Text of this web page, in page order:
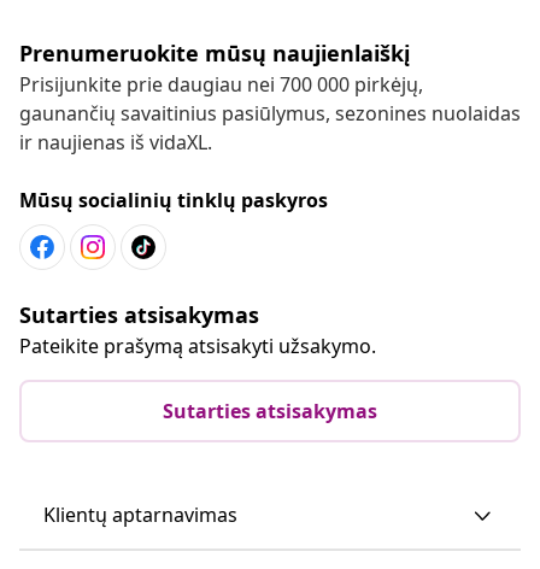
Prenumeruokite mūsų naujienlaiškį
Prisijunkite prie daugiau nei 700 000 pirkėjų,
gaunančių savaitinius pasiūlymus, sezonines nuolaidas
ir naujienas iš vidaXL.
Mūsų socialinių tinklų paskyros
Sutarties atsisakymas
Pateikite prašymą atsisakyti užsakymo.
Sutarties atsisakymas
Klientų aptarnavimas